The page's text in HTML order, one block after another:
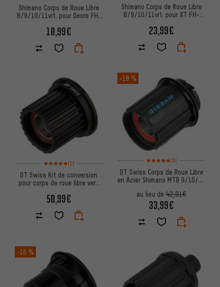
Shimano Corps de Roue Libre
8/9/10/11vit. pour Deore FH-
10,99€
Shimano Corps de Roue Libre
8/9/10/11vit. pour XT FH-
23,99€
Note moyenne : 5 sur 5 d'après 1 avis
(1)
DT Swiss Kit de conversion
pour corps de roue libre vers
50,99€
-19 %
Note moyenne : 5 sur 5
(3)
DT Swiss Corps de Roue Libre
en Acier Shimano MTB 9/10/11
au lieu de 42,01€
33,99€
-16 %